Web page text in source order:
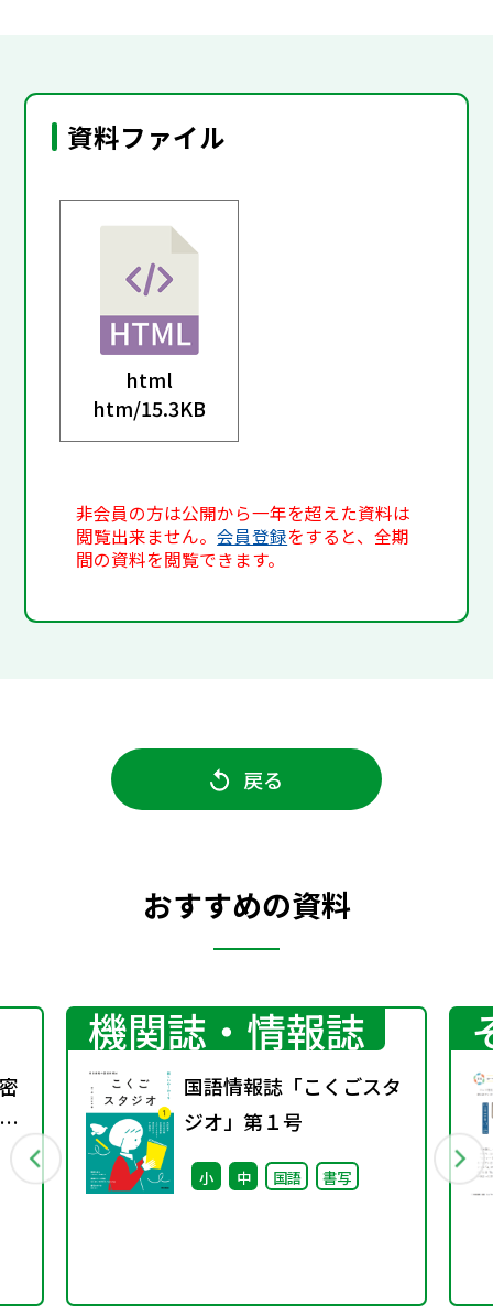
資料ファイル
html
htm/15.3KB
非会員の方は公開から一年を超えた資料は
閲覧出来ません。会員登録をすると、全期
間の資料を閲覧できます。
戻る
おすすめの資料
機関誌・情報誌
国語情報誌「こくごスタ
ジオ」第１号
小 中 国語 書写